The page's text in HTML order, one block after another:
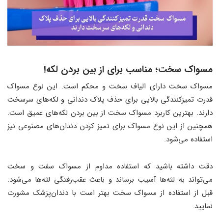
مسواک سخت؛ مناسب برای از بین بردن لکه!
مسواک سخت دارای الیاف سخت و محکم است. این نوع مسواک
قدرت تمیزکنندگی بالایی برای حذف پلاک دندانی و لکه‌های سرسخت
دارند. بهترین کاربرد مسواک سخت از بین بردن لکه‌های عمیق است.
همچنین از این نوع مسواک برای تمیز کردن دندان‌های مصنوعی نیز
استفاده می‌شود.
دقت داشته باشید که استفاده مداوم از مسواک سفت و سخت
می‌تواند به لثه‌ها آسیب برساند و باعث عقب‌رفتگی لثه‌ها می‌شود.
قبل از استفاده از مسواک سخت بهتر است با دندان‌پزشک مشورت
نمایید.